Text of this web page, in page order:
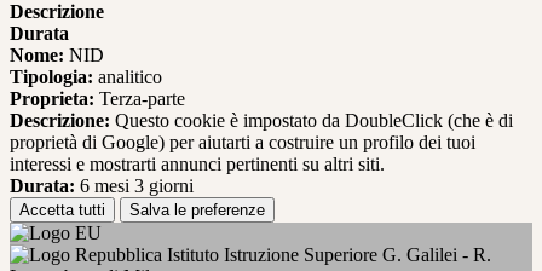
Descrizione
Durata
Nome: NID
Tipologia: analitico
Proprieta: Terza-parte
Descrizione: Questo cookie è impostato da DoubleClick (che è di
proprietà di Google) per aiutarti a costruire un profilo dei tuoi
interessi e mostrarti annunci pertinenti su altri siti.
Durata: 6 mesi 3 giorni
Accetta tutti Salva le preferenze
Istituto Istruzione Superiore G. Galilei - R.